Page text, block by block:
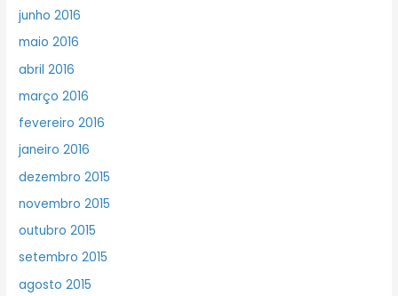
junho 2016
maio 2016
abril 2016
março 2016
fevereiro 2016
janeiro 2016
dezembro 2015
novembro 2015
outubro 2015
setembro 2015
agosto 2015